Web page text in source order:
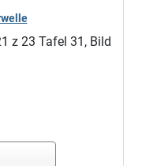
z 23 Tafel 31, Bild